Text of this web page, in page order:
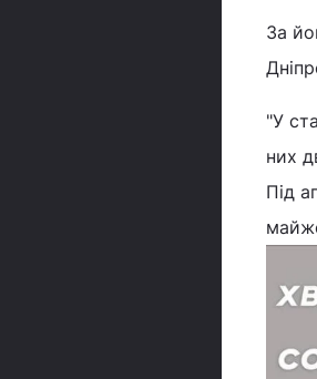
За
"У
них
Під